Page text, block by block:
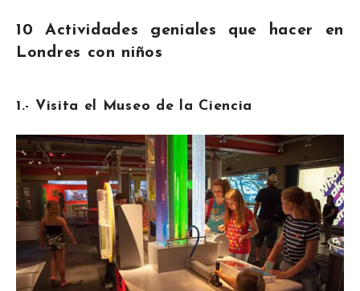
10 Actividades geniales que hacer en
Londres con niños
1.- Visita el Museo de la Ciencia